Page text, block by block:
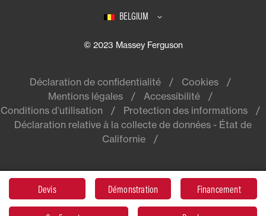
Devis Démonstration Financement
BELGIUM
© 2023 Massey Ferguson
Déclaration de confidentialité
Cookies
Mentions légales
Accessibilité
Conditions d’utilisation
Protection des informations
Déclaration relative à la collecte de données - État de
Californie
Massey Ferguson® est une marque
mondiale d'AGCO.